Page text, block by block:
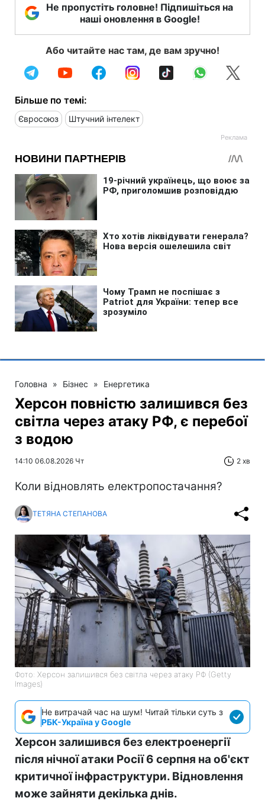
Не пропустіть головне! Підпишіться на
наші оновлення в Google!
Або читайте нас там, де вам зручно!
Більше по темі:
Євросоюз Штучний інтелект
Головна » Бізнес » Енергетика
Херсон повністю залишився без
світла через атаку РФ, є перебої
з водою
14:10 06.08.2026 Чт 2 хв
Коли відновлять електропостачання?
ТЕТЯНА СТЕПАНОВА
Фото: Херсон залишився без світла через атаку РФ (Getty
Images)
Не витрачай час на шум! Читай тільки суть з
РБК-Україна у Google
Херсон залишився без електроенергії
після нічної атаки Росії 6 серпня на об'єкт
критичної інфраструктури. Відновлення
може зайняти декілька днів.